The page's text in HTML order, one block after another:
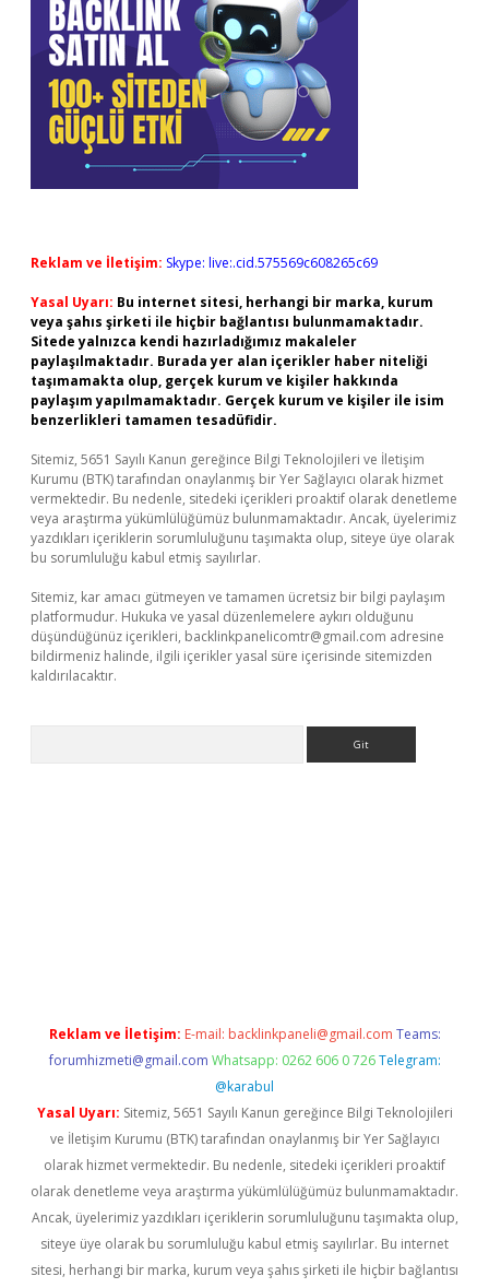
Reklam ve İletişim: Skype: live:.cid.575569c608265c69
Yasal Uyarı: Bu internet sitesi, herhangi bir marka, kurum
veya şahıs şirketi ile hiçbir bağlantısı bulunmamaktadır.
Sitede yalnızca kendi hazırladığımız makaleler
paylaşılmaktadır. Burada yer alan içerikler haber niteliği
taşımamakta olup, gerçek kurum ve kişiler hakkında
paylaşım yapılmamaktadır. Gerçek kurum ve kişiler ile isim
benzerlikleri tamamen tesadüfidir.
Sitemiz, 5651 Sayılı Kanun gereğince Bilgi Teknolojileri ve İletişim
Kurumu (BTK) tarafından onaylanmış bir Yer Sağlayıcı olarak hizmet
vermektedir. Bu nedenle, sitedeki içerikleri proaktif olarak denetleme
veya araştırma yükümlülüğümüz bulunmamaktadır. Ancak, üyelerimiz
yazdıkları içeriklerin sorumluluğunu taşımakta olup, siteye üye olarak
bu sorumluluğu kabul etmiş sayılırlar.
Sitemiz, kar amacı gütmeyen ve tamamen ücretsiz bir bilgi paylaşım
platformudur. Hukuka ve yasal düzenlemelere aykırı olduğunu
düşündüğünüz içerikleri, backlinkpanelicomtr@gmail.com adresine
bildirmeniz halinde, ilgili içerikler yasal süre içerisinde sitemizden
kaldırılacaktır.
Reklam ve İletişim: E-mail: backlinkpaneli@gmail.com Teams:
forumhizmeti@gmail.com Whatsapp: 0262 606 0 726 Telegram:
@karabul
Yasal Uyarı: Sitemiz, 5651 Sayılı Kanun gereğince Bilgi Teknolojileri
ve İletişim Kurumu (BTK) tarafından onaylanmış bir Yer Sağlayıcı
olarak hizmet vermektedir. Bu nedenle, sitedeki içerikleri proaktif
olarak denetleme veya araştırma yükümlülüğümüz bulunmamaktadır.
Ancak, üyelerimiz yazdıkları içeriklerin sorumluluğunu taşımakta olup,
siteye üye olarak bu sorumluluğu kabul etmiş sayılırlar. Bu internet
sitesi, herhangi bir marka, kurum veya şahıs şirketi ile hiçbir bağlantısı